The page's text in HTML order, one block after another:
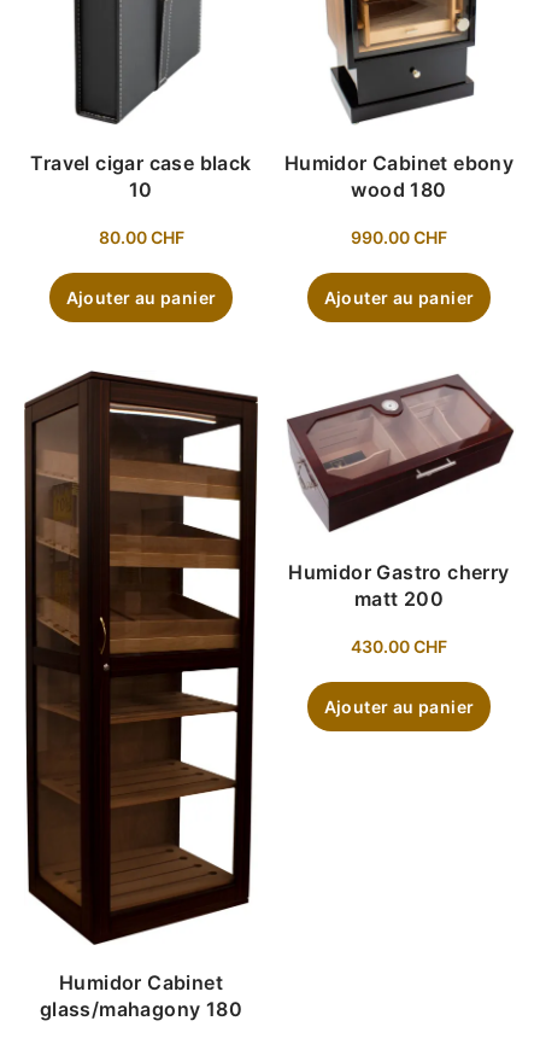
Travel cigar case black
10
80.00CHF
Ajouter au panier
Humidor Cabinet ebony
wood 180
990.00CHF
Ajouter au panier
Humidor Cabinet
glass/mahagony 180
Humidor Gastro cherry
matt 200
430.00CHF
Ajouter au panier